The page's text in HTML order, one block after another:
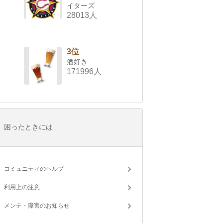
イターズ
28013人
3位
酒好き
171996人
困ったときには
コミュニティのヘルプ
利用上の注意
メンテ・障害のお知らせ